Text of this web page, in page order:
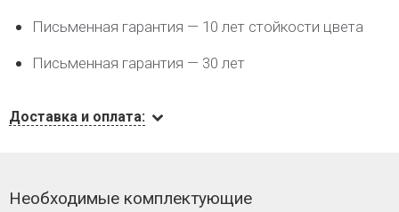
Письменная гарантия — 10 лет стойкости цвета
Письменная гарантия — 30 лет
Доставка и оплата:
Необходимые комплектующие